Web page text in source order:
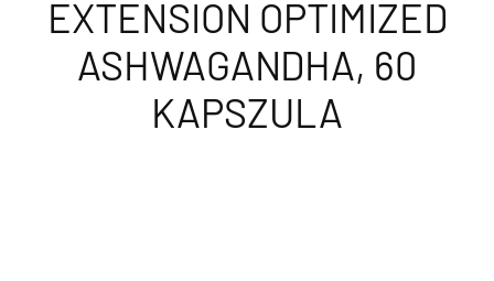
EXTENSION OPTIMIZED
ASHWAGANDHA, 60
KAPSZULA